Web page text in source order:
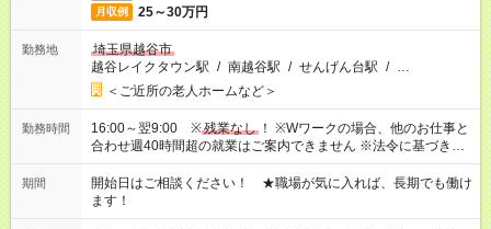
月収例 25～30万円
勤務地
埼玉県越谷市
越谷レイクタウン駅 / 南越谷駅 / せんげん台駅 / …
＜ご近所の老人ホームなど＞
勤務時間 16:00～翌9:00 ※残業なし ！ ※Wワークの場合、他のお仕事と
合わせ週40時間超の就業はご案内できません ※法令に基づき、
週20時間以上勤務は社会保険への加入対象となります ※労働者
派遣法（日雇い派遣の原則禁止）により、短時間・短期間の就
業はご案内が難しい場合があります
期間
開始日はご相談ください！ ★職場が気に入れば、長期でも働け
ます！